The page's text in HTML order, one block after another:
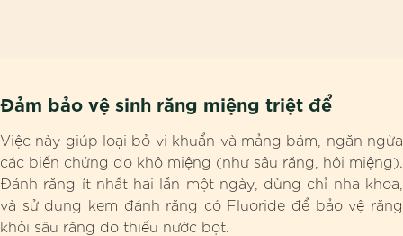
Đảm bảo vệ sinh răng miệng triệt để
Việc này giúp loại bỏ vi khuẩn và mảng bám, ngăn ngừa
các biến chứng do khô miệng (như sâu răng, hôi miệng).
Đánh răng ít nhất hai lần một ngày, dùng chỉ nha khoa,
và sử dụng kem đánh răng có Fluoride để bảo vệ răng
khỏi sâu răng do thiếu nước bọt.